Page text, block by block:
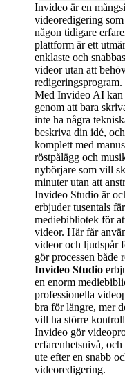
Invideo är en
videoredigering
någon tidigare
plattform är ett
enklaste och
videor utan att
redigeringsprogram.
Med Invideo AI kan
genom att bara
inte ha några
beskriva din idé,
komplett med
röstpålägg och
nybörjare som vill
minuter utan att
Invideo Studio är
erbjuder tusentals
mediebibliotek för
videor. Här får
videor och ljudspår
gör processen både
Invideo Studio
en enorm
professionella
bra för längre, mer
vill ha större
Invideo gör
erfarenhetsnivå,
ute efter en snabb
videoredigering.